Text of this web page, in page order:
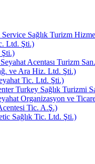
Sağlık Turizm
Ltd. Şti.)
Şti.)
Acentası Turizm
ve Ara Hiz. Ltd. Şti.)
Tic. Ltd. Şti.)
Turkey Sağlık Turizmi
Organizasyon ve
Tic. A.Ş.)
Sağlık Tic. Ltd. Şti.)